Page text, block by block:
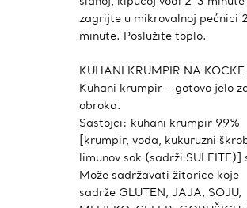
zagrijte u mikrovalnoj pećnici
minute. Poslužite toplo.
KUHANI KRUMPIR NA KOCKE
Kuhani krumpir - gotovo jelo
obroka.
Sastojci: kuhani krumpir 99%
[krumpir, voda, kukuruzni
limunov sok (sadrži SULFITE)]
Može sadržavati žitarice koje
sadrže GLUTEN, JAJA, SOJU,